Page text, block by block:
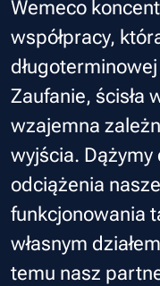
Wemeco
współpracy,
Zaufanie, ścisła
wzajemna
wyjścia. Dążymy
odciążenia
funkcjonowania
własnym
temu nasz